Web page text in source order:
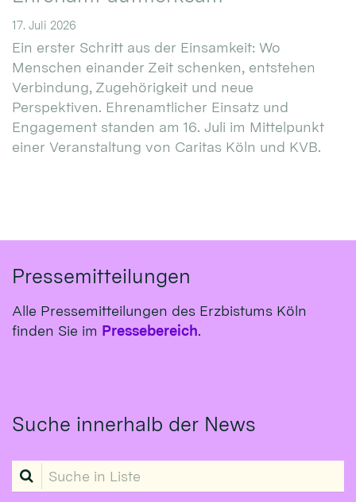
17. Juli 2026
Ein erster Schritt aus der Einsamkeit: Wo
Menschen einander Zeit schenken, entstehen
Verbindung, Zugehörigkeit und neue
Perspektiven. Ehrenamtlicher Einsatz und
Engagement standen am 16. Juli im Mittelpunkt
einer Veranstaltung von Caritas Köln und KVB.
Pressemitteilungen
Alle Pressemitteilungen des Erzbistums Köln
finden Sie im Pressebereich.
Suche innerhalb der News
Suche in Liste